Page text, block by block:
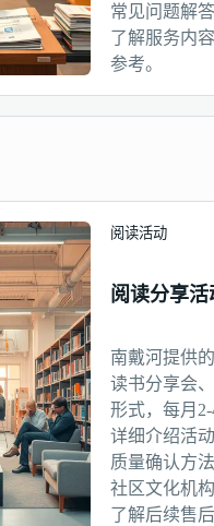
常见问题解
了解服务内
参考。
阅读活动
阅读分享
南戴河提供
读书分享会
形式，每月
详细介绍活
质量确认方
社区文化机
了解后续售